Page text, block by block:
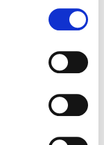
kuluttua!
myös